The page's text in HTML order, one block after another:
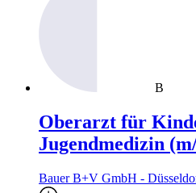
B
Oberarzt für
Jugendmedizin
Bauer B+V GmbH -